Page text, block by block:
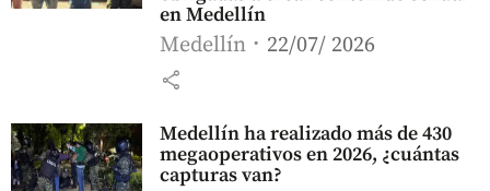
en Medellín
Medellín 22/07/ 2026
share
Medellín ha realizado más de 430
megaoperativos en 2026, ¿cuántas
capturas van?